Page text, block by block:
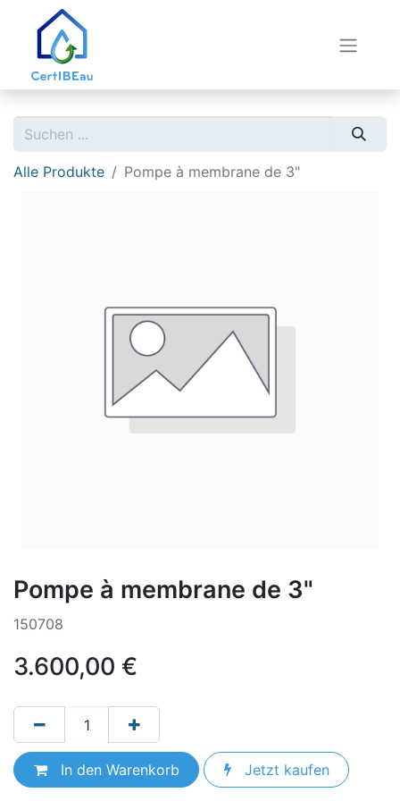
Alle Produkte Pompe à membrane de 3"
Pompe à membrane de 3"
150708
3.600,00 €
In den Warenkorb Jetzt kaufen